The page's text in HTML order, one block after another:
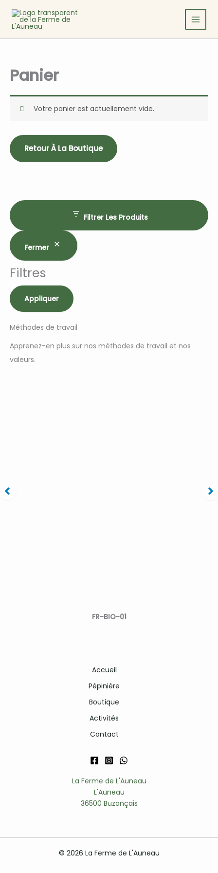
contenu
Panier
Votre panier est actuellement vide.
Retour À La Boutique
Filtrer Les Produits
Fermer
Filtres
Appliquer
Méthodes de travail
Apprenez-en plus sur nos méthodes de travail et nos
valeurs.
FR-BIO-01
Accueil
Pépinière
Boutique
Activités
Contact
La Ferme de L'Auneau
L'Auneau
36500 Buzançais
© 2026 La Ferme de L'Auneau